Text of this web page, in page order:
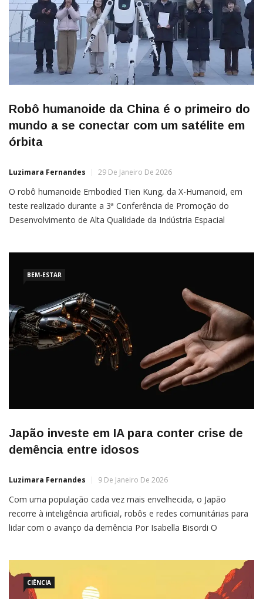
Robô humanoide da China é o primeiro do
mundo a se conectar com um satélite em
órbita
Luzimara Fernandes 29 De Janeiro De 2026
O robô humanoide Embodied Tien Kung, da X-Humanoid, em
teste realizado durante a 3ª Conferência de Promoção do
Desenvolvimento de Alta Qualidade da Indústria Espacial
em órbita baixa […]
BEM-ESTAR
Japão investe em IA para conter crise de
demência entre idosos
Luzimara Fernandes 9 De Janeiro De 2026
Com uma população cada vez mais envelhecida, o Japão
recorre à inteligência artificial, robôs e redes comunitárias para
lidar com o avanço da demência Por Isabella Bisordi O
mais de 18 mil idosos com demência saíram de casa e não
conseguiram […]
CIÊNCIA